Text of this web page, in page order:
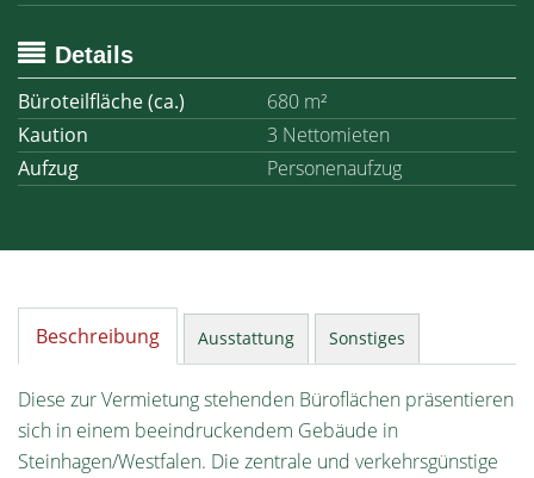
Details
Büroteilfläche (ca.)
680 m²
Kaution
3 Nettomieten
Aufzug
Personenaufzug
Beschreibung Ausstattung Sonstiges
Diese zur Vermietung stehenden Büroflächen präsentieren
sich in einem beeindruckendem Gebäude in
Steinhagen/Westfalen. Die zentrale und verkehrsgünstige